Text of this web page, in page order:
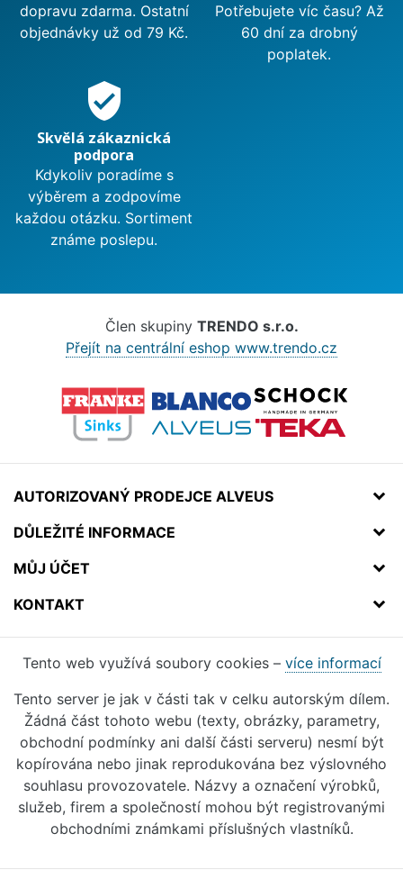
dopravu zdarma. Ostatní
objednávky už od 79 Kč.
Potřebujete víc času? Až
60 dní za drobný
poplatek.
verified_user
Skvělá zákaznická
podpora
Kdykoliv poradíme s
výběrem a zodpovíme
každou otázku. Sortiment
známe poslepu.
Člen skupiny TRENDO s.r.o.
Přejít na centrální eshop www.trendo.cz
AUTORIZOVANÝ PRODEJCE ALVEUS
DŮLEŽITÉ INFORMACE
MŮJ ÚČET
KONTAKT
Tento web využívá soubory cookies – více informací
Tento server je jak v části tak v celku autorským dílem.
Žádná část tohoto webu (texty, obrázky, parametry,
obchodní podmínky ani další části serveru) nesmí být
kopírována nebo jinak reprodukována bez výslovného
souhlasu provozovatele. Názvy a označení výrobků,
služeb, firem a společností mohou být registrovanými
obchodními známkami příslušných vlastníků.